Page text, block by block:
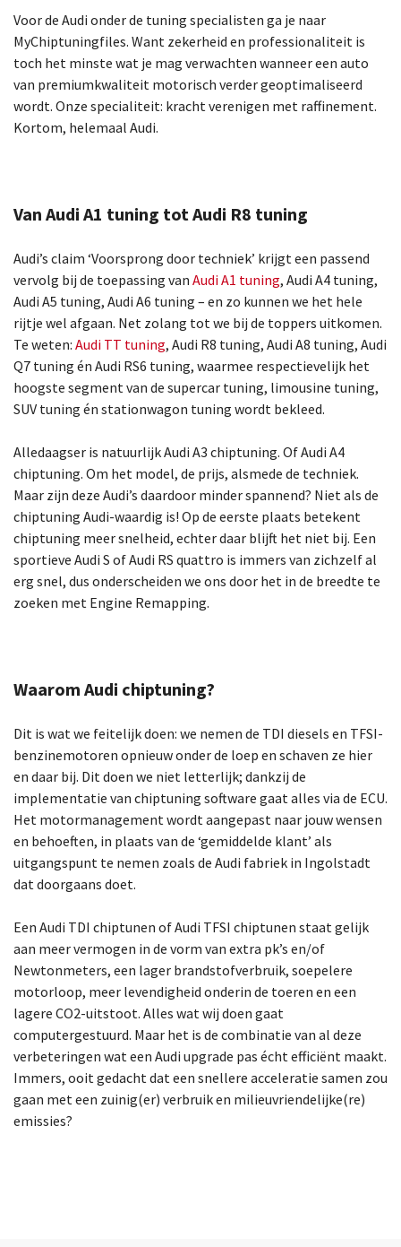
Voor de Audi onder de tuning specialisten ga je naar
MyChiptuningfiles. Want zekerheid en professionaliteit is
toch het minste wat je mag verwachten wanneer een auto
van premiumkwaliteit motorisch verder geoptimaliseerd
wordt. Onze specialiteit: kracht verenigen met raffinement.
Kortom, helemaal Audi.
Van Audi A1 tuning tot Audi R8 tuning
Audi’s claim ‘Voorsprong door techniek’ krijgt een passend
vervolg bij de toepassing van Audi A1 tuning, Audi A4 tuning,
Audi A5 tuning, Audi A6 tuning – en zo kunnen we het hele
rijtje wel afgaan. Net zolang tot we bij de toppers uitkomen.
Te weten: Audi TT tuning, Audi R8 tuning, Audi A8 tuning, Audi
Q7 tuning én Audi RS6 tuning, waarmee respectievelijk het
hoogste segment van de supercar tuning, limousine tuning,
SUV tuning én stationwagon tuning wordt bekleed.
Alledaagser is natuurlijk Audi A3 chiptuning. Of Audi A4
chiptuning. Om het model, de prijs, alsmede de techniek.
Maar zijn deze Audi’s daardoor minder spannend? Niet als de
chiptuning Audi-waardig is! Op de eerste plaats betekent
chiptuning meer snelheid, echter daar blijft het niet bij. Een
sportieve Audi S of Audi RS quattro is immers van zichzelf al
erg snel, dus onderscheiden we ons door het in de breedte te
zoeken met Engine Remapping.
Waarom Audi chiptuning?
Dit is wat we feitelijk doen: we nemen de TDI diesels en TFSI-
benzinemotoren opnieuw onder de loep en schaven ze hier
en daar bij. Dit doen we niet letterlijk; dankzij de
implementatie van chiptuning software gaat alles via de ECU.
Het motormanagement wordt aangepast naar jouw wensen
en behoeften, in plaats van de ‘gemiddelde klant’ als
uitgangspunt te nemen zoals de Audi fabriek in Ingolstadt
dat doorgaans doet.
Een Audi TDI chiptunen of Audi TFSI chiptunen staat gelijk
aan meer vermogen in de vorm van extra pk’s en/of
Newtonmeters, een lager brandstofverbruik, soepelere
motorloop, meer levendigheid onderin de toeren en een
lagere CO2-uitstoot. Alles wat wij doen gaat
computergestuurd. Maar het is de combinatie van al deze
verbeteringen wat een Audi upgrade pas écht efficiënt maakt.
Immers, ooit gedacht dat een snellere acceleratie samen zou
gaan met een zuinig(er) verbruik en milieuvriendelijke(re)
emissies?